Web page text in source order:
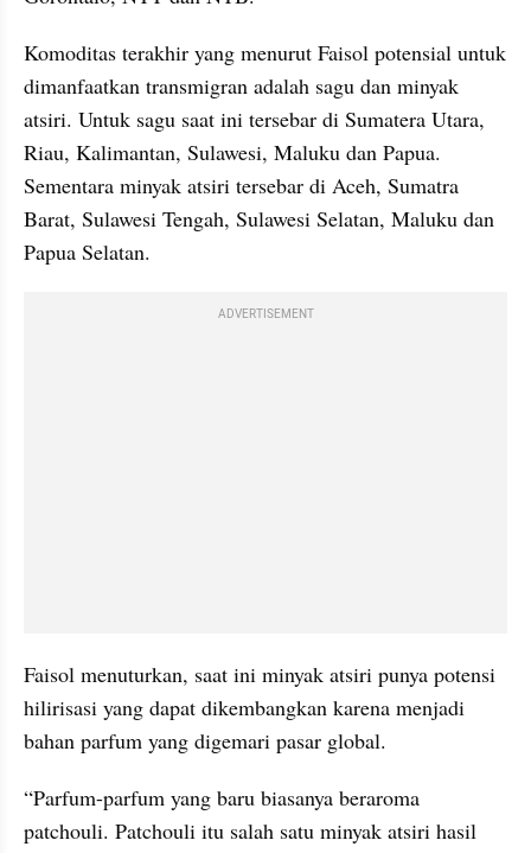
Komoditas terakhir yang menurut Faisol potensial untuk
dimanfaatkan transmigran adalah sagu dan minyak
atsiri. Untuk sagu saat ini tersebar di Sumatera Utara,
Riau, Kalimantan, Sulawesi, Maluku dan Papua.
Sementara minyak atsiri tersebar di Aceh, Sumatra
Barat, Sulawesi Tengah, Sulawesi Selatan, Maluku dan
Papua Selatan.
ADVERTISEMENT
Faisol menuturkan, saat ini minyak atsiri punya potensi
hilirisasi yang dapat dikembangkan karena menjadi
bahan parfum yang digemari pasar global.
“Parfum-parfum yang baru biasanya beraroma
patchouli. Patchouli itu salah satu minyak atsiri hasil